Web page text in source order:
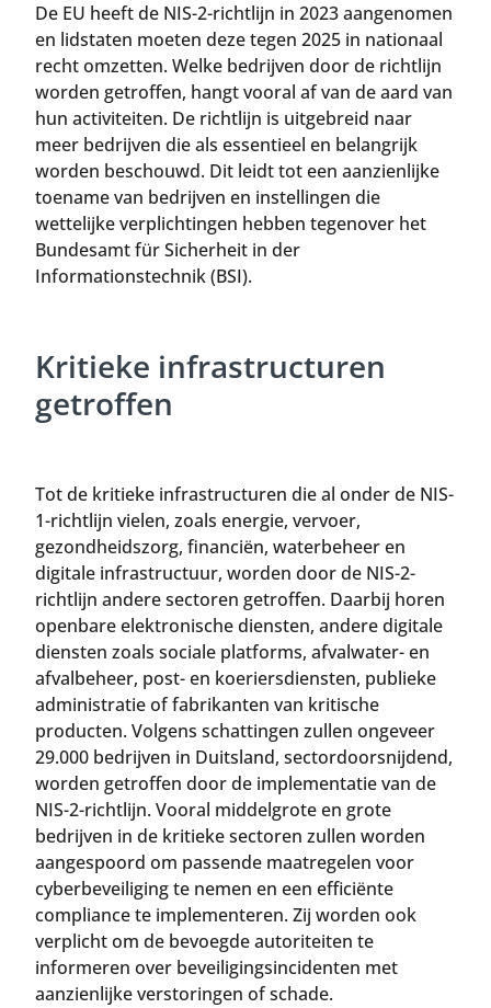
De EU heeft de NIS-2-richtlijn in 2023 aangenomen
en lidstaten moeten deze tegen 2025 in nationaal
recht omzetten. Welke bedrijven door de richtlijn
worden getroffen, hangt vooral af van de aard van
hun activiteiten. De richtlijn is uitgebreid naar
meer bedrijven die als essentieel en belangrijk
worden beschouwd. Dit leidt tot een aanzienlijke
toename van bedrijven en instellingen die
wettelijke verplichtingen hebben tegenover het
Bundesamt für Sicherheit in der
Informationstechnik (BSI).
Kritieke infrastructuren
getroffen
Tot de kritieke infrastructuren die al onder de NIS-
1-richtlijn vielen, zoals energie, vervoer,
gezondheidszorg, financiën, waterbeheer en
digitale infrastructuur, worden door de NIS-2-
richtlijn andere sectoren getroffen. Daarbij horen
openbare elektronische diensten, andere digitale
diensten zoals sociale platforms, afvalwater- en
afvalbeheer, post- en koeriersdiensten, publieke
administratie of fabrikanten van kritische
producten. Volgens schattingen zullen ongeveer
29.000 bedrijven in Duitsland, sectordoorsnijdend,
worden getroffen door de implementatie van de
NIS-2-richtlijn. Vooral middelgrote en grote
bedrijven in de kritieke sectoren zullen worden
aangespoord om passende maatregelen voor
cyberbeveiliging te nemen en een efficiënte
compliance te implementeren. Zij worden ook
verplicht om de bevoegde autoriteiten te
informeren over beveiligingsincidenten met
aanzienlijke verstoringen of schade.